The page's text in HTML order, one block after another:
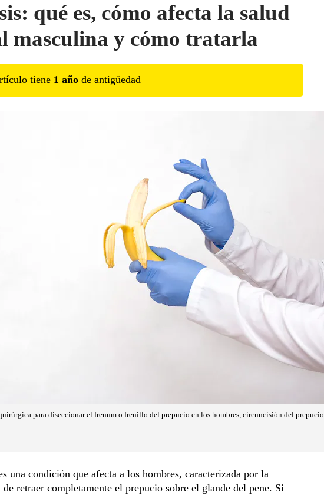
qué es, cómo afecta la salud
masculina y cómo tratarla
tiene 1 año de antigüedad
para diseccionar el frenum o frenillo del prepucio en los hombres, circuncisión del prepucio,
una condición que afecta a los hombres, caracterizada por la
de retraer completamente el prepucio sobre el glande del pene. Si